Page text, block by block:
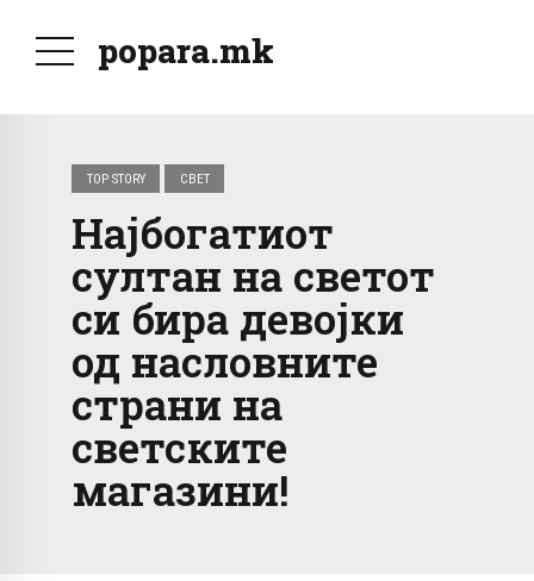
popara.mk
TOP STORY СВЕТ
Најбогатиот
султан на светот
си бира девојки
од насловните
страни на
светските
магазини!